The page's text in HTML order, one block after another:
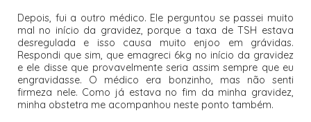
Depois, fui a outro médico. Ele perguntou se passei muito
mal no início da gravidez, porque a taxa de TSH estava
desregulada e isso causa muito enjoo em grávidas.
Respondi que sim, que emagreci 6kg no início da gravidez
e ele disse que provavelmente seria assim sempre que eu
engravidasse. O médico era bonzinho, mas não senti
firmeza nele. Como já estava no fim da minha gravidez,
minha obstetra me acompanhou neste ponto também.